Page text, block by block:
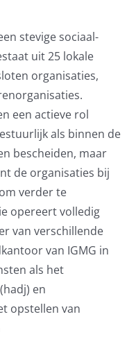
stevige sociaal-
uit 25 lokale
organisaties,
een actieve rol
als binnen de
bescheiden, maar
de organisaties bij
verder te
opereert volledig
van verschillende
van IGMG in
als het
en
opstellen van